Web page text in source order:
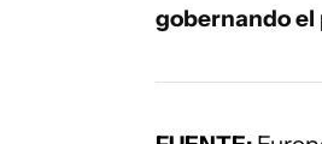
gobernando el